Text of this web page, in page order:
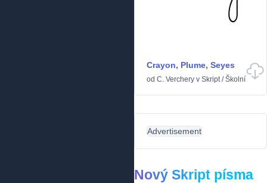
Crayon, Plume, Seyes
od C. Verchery v Skript/Školní
Advertisement
Nový Skript písma